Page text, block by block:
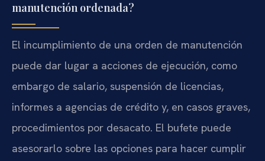
manutención ordenada?
El incumplimiento de una orden de manutención
puede dar lugar a acciones de ejecución, como
embargo de salario, suspensión de licencias,
informes a agencias de crédito y, en casos graves,
procedimientos por desacato. El bufete puede
asesorarlo sobre las opciones para hacer cumplir